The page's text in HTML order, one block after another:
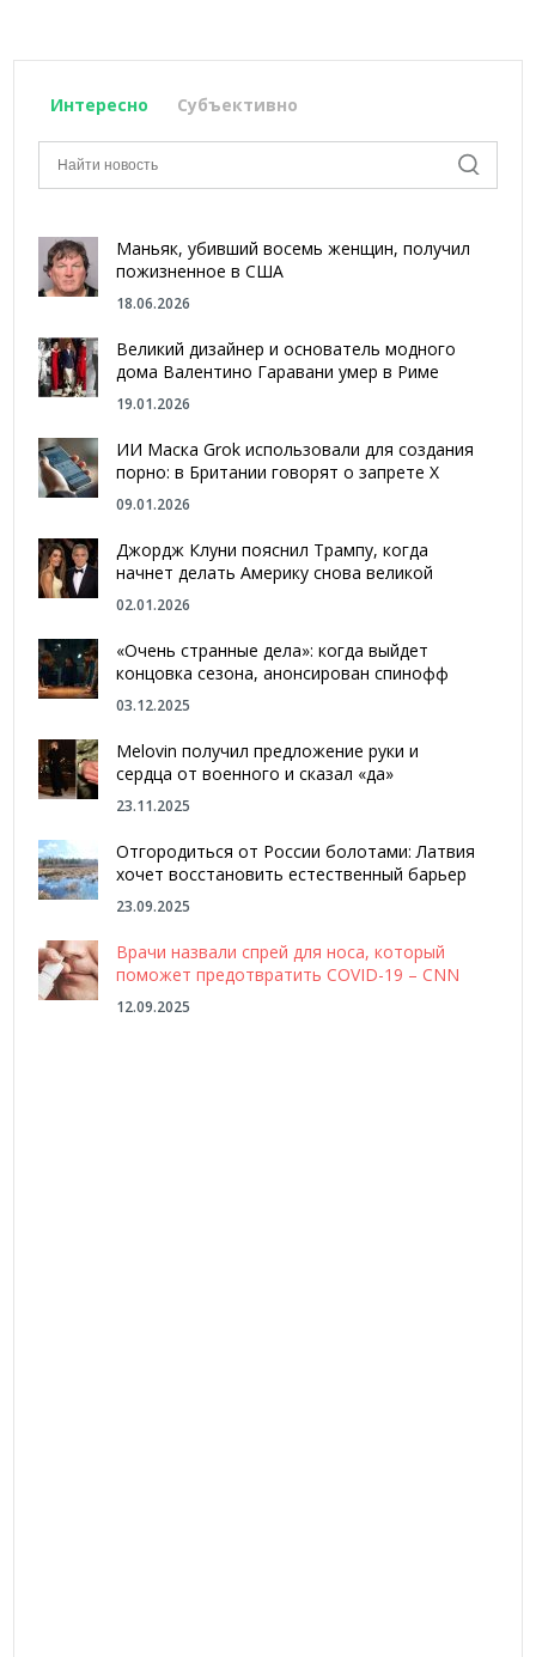
Интересно Субъективно
Маньяк, убивший восемь женщин, получил
пожизненное в США
18.06.2026
Великий дизайнер и основатель модного
дома Валентино Гаравани умер в Риме
19.01.2026
ИИ Маска Grok использовали для создания
порно: в Британии говорят о запрете Х
09.01.2026
Джордж Клуни пояснил Трампу, когда
начнет делать Америку снова великой
02.01.2026
«Очень странные дела»: когда выйдет
концовка сезона, анонсирован спинофф
03.12.2025
Melovin получил предложение руки и
сердца от военного и сказал «да»
23.11.2025
Отгородиться от России болотами: Латвия
хочет восстановить естественный барьер
23.09.2025
Врачи назвали спрей для носа, который
поможет предотвратить COVID-19 – CNN
12.09.2025